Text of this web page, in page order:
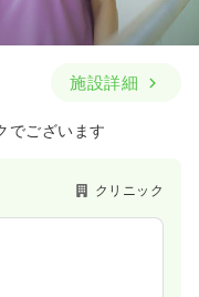
施設詳細
でございます
クリニック